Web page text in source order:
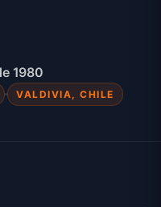
1980
VALDIVIA, CHILE